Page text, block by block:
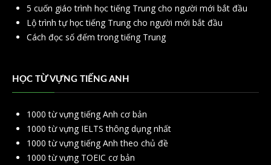
5 cuốn giáo trình học tiếng Trung cho người mới bắt đầu
Lộ trình tự học tiếng Trung cho người mới bắt đầu
Cách đọc số đếm trong tiếng Trung
HỌC TỪ VỰNG TIẾNG ANH
1000 từ vựng tiếng Anh cơ bản
1000 từ vựng IELTS thông dụng nhất
1000 từ vựng tiếng Anh theo chủ đề
1000 từ vựng TOEIC cơ bản